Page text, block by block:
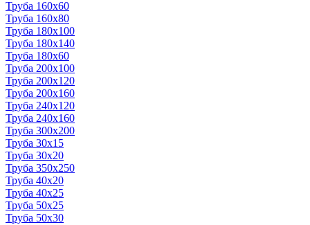
Труба 160x60
Труба 160x80
Труба 180x100
Труба 180x140
Труба 180x60
Труба 200x100
Труба 200x120
Труба 200x160
Труба 240x120
Труба 240x160
Труба 300x200
Труба 30x15
Труба 30x20
Труба 350x250
Труба 40x20
Труба 40x25
Труба 50x25
Труба 50x30